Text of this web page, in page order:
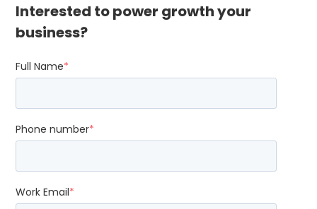
Interested to power growth your
business?
Full Name*
Phone number*
Work Email*